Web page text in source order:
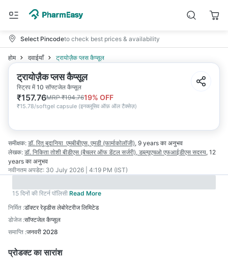
Select Pincodeto check best prices & availability
होम दवाईयाँ ट्रायोज़ैक प्लस कैप्सूल
ट्रायोज़ैक प्लस कैप्सूल
स्ट्रिप में 10 सॉफ्टजेल कैप्सूल
₹157.76MRP₹194.7619% OFF
₹15.78/softgel capsule (इनक्लूसिव ऑफ़ ऑल टैक्सेज़)
समीक्षक: डॉ. रितु बुदानिया एमबीबीएस, एमडी (फार्माकोलॉजी), 9 years का अनुभव
लेखक: डॉ. निकिता तोशी बीडीएस (बैचलर ऑफ डेंटल सर्जरी), डब्ल्यूएचओ एफआईडीएस सदस्य, 12
years का अनुभव
नवीनतम अपडेट: 30 July 2026 | 4:19 PM (IST)
15 दिनों की रिटर्न पॉलिसी Read More
निर्मित :डॉक्टर रेड्डीस लेबोरेटरीज लिमिटेड
डोजेज :सॉफ्टजेल कैप्सूल
समाप्ति :जनवरी 2028
प्रोडक्ट का सारांश